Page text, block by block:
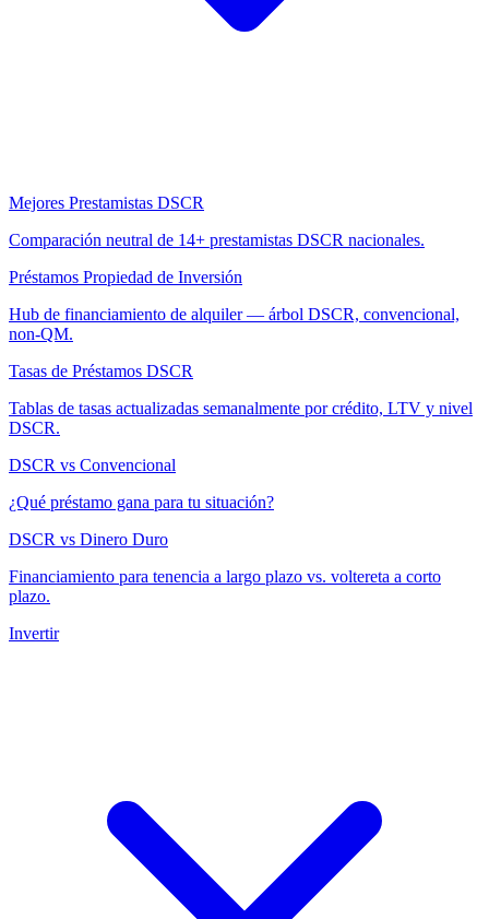
Mejores Prestamistas DSCR
Comparación neutral de 14+ prestamistas DSCR nacionales.
Préstamos Propiedad de Inversión
Hub de financiamiento de alquiler — árbol DSCR, convencional,
non-QM.
Tasas de Préstamos DSCR
Tablas de tasas actualizadas semanalmente por crédito, LTV y nivel
DSCR.
DSCR vs Convencional
¿Qué préstamo gana para tu situación?
DSCR vs Dinero Duro
Financiamiento para tenencia a largo plazo vs. voltereta a corto
plazo.
Invertir